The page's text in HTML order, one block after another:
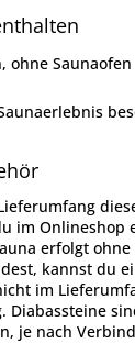
ohne Saunaofen
im Onlineshop
erfolgt
kannst du
im
Diabassteine
je nach